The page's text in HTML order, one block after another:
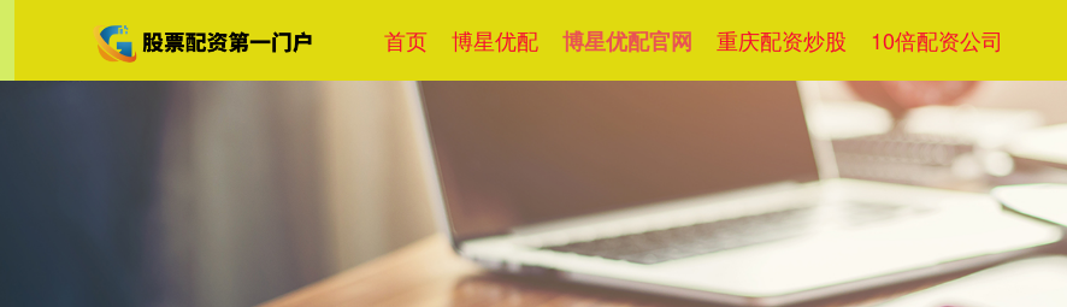
首页 博星优配 博星优配官网 重庆配资炒股 10倍配资公司